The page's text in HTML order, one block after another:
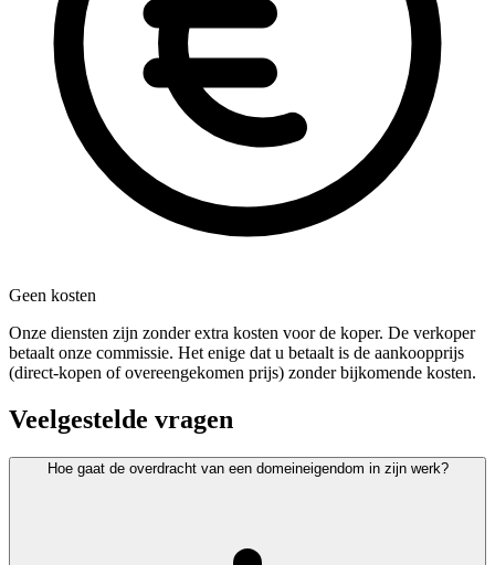
Geen kosten
Onze diensten zijn zonder extra kosten voor de koper. De verkoper
betaalt onze commissie. Het enige dat u betaalt is de aankoopprijs
(direct-kopen of overeengekomen prijs) zonder bijkomende kosten.
Veelgestelde vragen
Hoe gaat de overdracht van een domeineigendom in zijn werk?